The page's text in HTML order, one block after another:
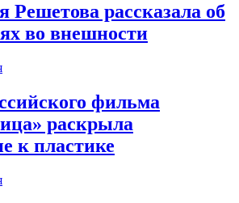
Решетова рассказала об
во внешности
фильма
раскрыла
к пластике